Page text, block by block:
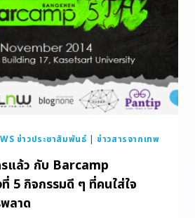
ข่าวประชาสัมพันธ์ |ข่าวสารจากเทพ
แล้ว กับ Barcamp
5 กิจกรรมดี ๆ ที่คนใส่ใจ
ลาด